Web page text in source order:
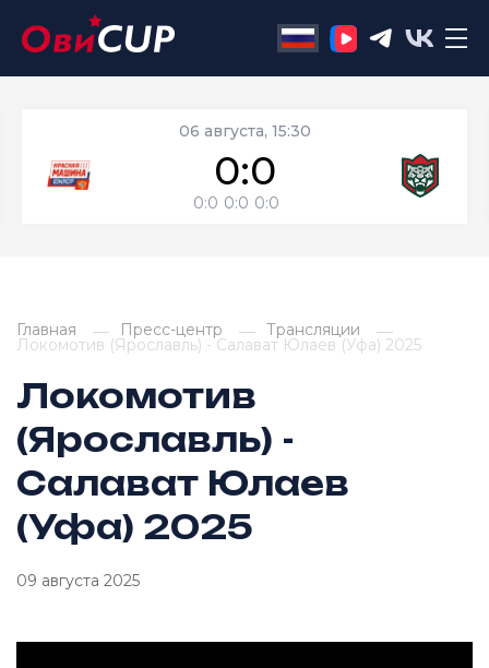
06 августа, 15:30
0:0
0:0 0:0 0:0
Главная Пресс-центр Трансляции
Локомотив (Ярославль) - Салават Юлаев (Уфа) 2025
Локомотив
(Ярославль) -
Салават Юлаев
(Уфа) 2025
09 августа 2025